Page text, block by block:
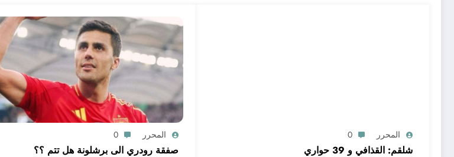
المحرر 0
شلقم: القذافي و 39 حواري
المحرر 0
صفقة رودري الى برشلونة هل تتم ؟؟